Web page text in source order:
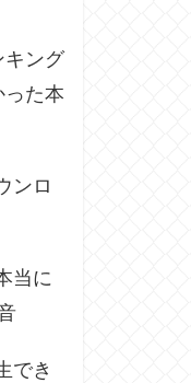
キング
った本
ンロ
当に
でき